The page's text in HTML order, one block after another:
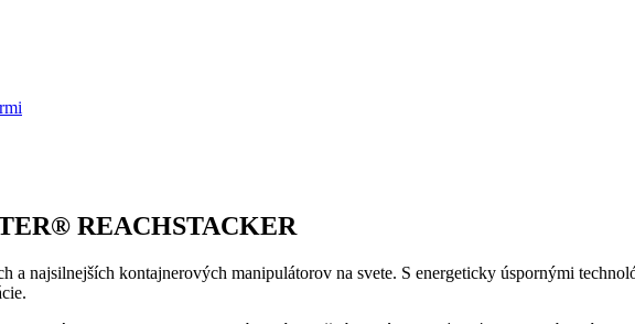
REACHSTACKER
a najsilnejších kontajnerových manipulátorov na svete. S energeticky úspornými